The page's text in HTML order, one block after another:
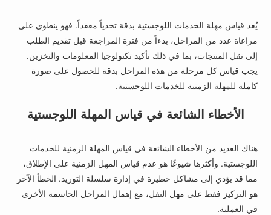
يُعد قياس مهلة الخدمات اللوجستية بدقة تحدياً معقداً. فهو ينطوي على
مراعاة عدد من المراحل، بدءاً من فترة المراجعة قبل تقديم الطلب
إلى نقل المنتجات، بما في ذلك تأكيد تكنولوجيا المعلومات والتخزين.
يجب قياس كل مرحلة من هذه المراحل بدقة للحصول على صورة
كاملة للمهلة الزمنية للخدمات اللوجستية.
الأخطاء الشائعة في قياس المهلة اللوجستية
هناك العديد من الأخطاء الشائعة في قياس المهلة الزمنية للخدمات
اللوجستية. وأكثرها شيوعًا هو عدم قياس المهل الزمنية على الإطلاق،
مما قد يؤدي إلى مشاكل خطيرة في إدارة سلسلة التوريد. الخطأ الآخر
هو التركيز فقط على مهل النقل، مع إهمال المراحل الحاسمة الأخرى
في العملية.